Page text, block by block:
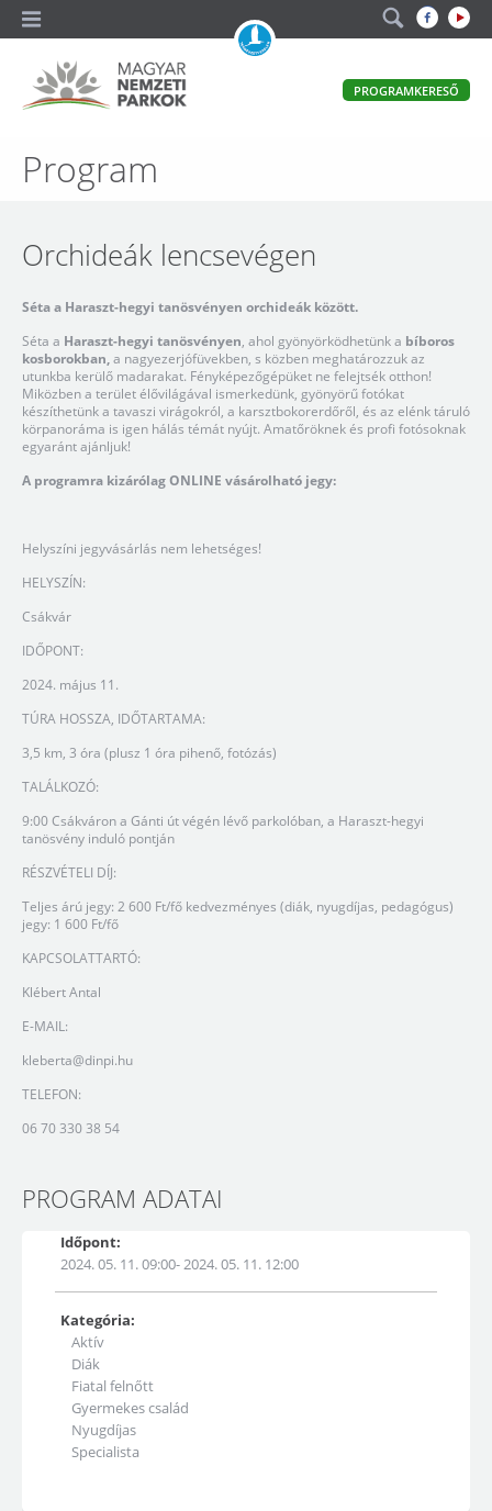
Magyar
Parkok
PROGRAMKERESŐ
Program
Orchideák lencsevégen
Séta a Haraszt-hegyi tanösvényen orchideák között.
Séta a Haraszt-hegyi tanösvényen, ahol gyönyörködhetünk a bíboros
kosborokban,a nagyezerjófüvekben, s közben meghatározzuk az
utunkba kerülő madarakat. Fényképezőgépüket ne felejtsék otthon!
Miközben a terület élővilágával ismerkedünk, gyönyörű fotókat
készíthetünk a tavaszi virágokról, a karsztbokorerdőről, és az elénk táruló
körpanoráma is igen hálás témát nyújt. Amatőröknek és profi fotósoknak
egyaránt ajánljuk!
A programra kizárólag ONLINE vásárolható jegy:
Helyszíni jegyvásárlás nem lehetséges!
HELYSZÍN:
Csákvár
IDŐPONT:
2024. május 11.
TÚRA HOSSZA, IDŐTARTAMA:
3,5 km, 3 óra (plusz 1 óra pihenő, fotózás)
TALÁLKOZÓ:
9:00 Csákváron a Gánti út végén lévő parkolóban, a Haraszt-hegyi
tanösvény induló pontján
RÉSZVÉTELI DÍJ:
Teljes árú jegy: 2 600 Ft/fő kedvezményes (diák, nyugdíjas, pedagógus)
jegy: 1 600 Ft/fő
KAPCSOLATTARTÓ:
Klébert Antal
E-MAIL:
kleberta@dinpi.hu
TELEFON:
06 70 330 38 54
PROGRAM ADATAI
Időpont:
2024. 05. 11. 09:00- 2024. 05. 11. 12:00
Kategória:
Aktív
Diák
Fiatal felnőtt
Gyermekes család
Nyugdíjas
Specialista